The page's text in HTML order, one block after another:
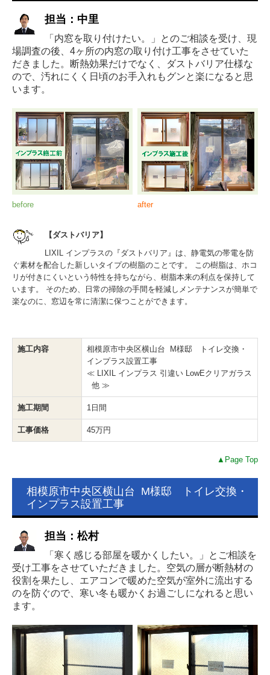
担当：中里
「内窓を取り付けたい。」とのご相談を受け、現
場調査の後、4ヶ所の内窓の取り付け工事をさせていた
だきました。断熱効果だけでなく、ダストバリア仕様な
ので、汚れにくく日頃のお手入れもグンと楽になると思
います。
before after
【ダストバリア】
LIXIL インプラスの『ダストバリア』は、静電気の帯電を防
ぐ素材を配合した新しいタイプの樹脂のことです。 この樹脂は、ホコ
リが付きにくいという特性を持ちながら、樹脂本来の利点を保持して
います。 そのため、日常の掃除の手間を軽減しメンテナンスが簡単で
楽なのに、窓辺を常に清潔に保つことができます。
施工内容
相模原市中央区横山台 M様邸 トイレ交換・
インプラス設置工事
≪ LIXIL インプラス 引違い LowEクリアガラス
他 ≫
施工期間 1日間
工事価格 45万円
▲Page Top
相模原市中央区横山台 M様邸 トイレ交換・
インプラス設置工事
担当：松村
「寒く感じる部屋を暖かくしたい。」とご相談を
受け工事をさせていただきました。空気の層が断熱材の
役割を果たし、エアコンで暖めた空気が室外に流出する
のを防ぐので、寒い冬も暖かくお過ごしになれると思い
ます。